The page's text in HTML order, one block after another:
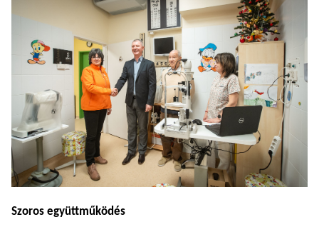
Szoros együttműködés